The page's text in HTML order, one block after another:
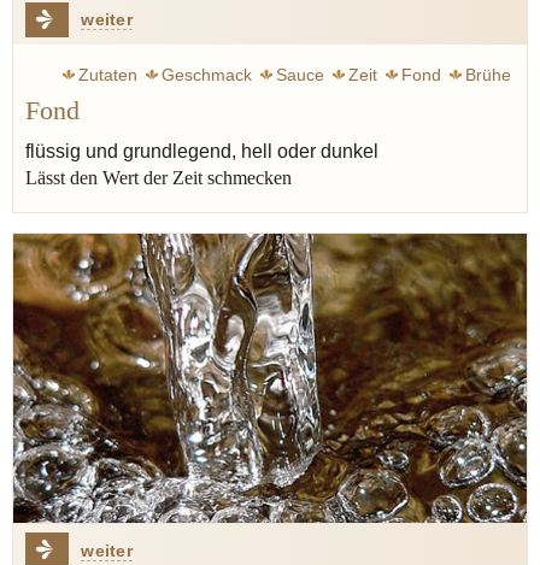
weiter
Zutaten Geschmack Sauce Zeit Fond Brühe
Fond
flüssig und grundlegend, hell oder dunkel
Lässt den Wert der Zeit schmecken
weiter